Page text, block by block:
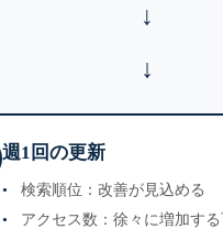
↓
週1回の更新
検索順位：改善が見込める
アクセス数：徐々に増加す